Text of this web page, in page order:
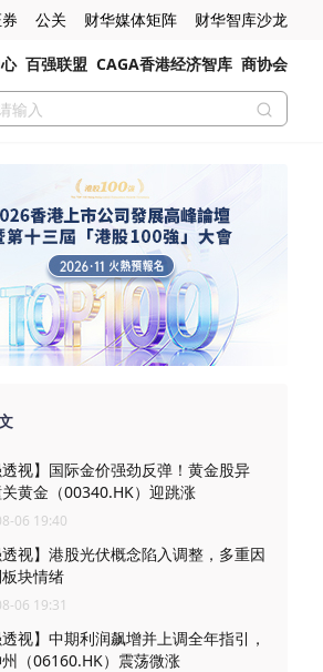
公关 财华媒体矩阵 财华智库沙龙
百强联盟 CAGA香港经济智库 商协会
透视】国际金价强劲反弹！黄金股异
黄金（00340.HK）迎跳涨
06 19:40
透视】港股光伏概念陷入调整，多重因
块情绪
06 19:31
透视】中期利润飙增并上调全年指引，
（06160.HK）震荡微涨